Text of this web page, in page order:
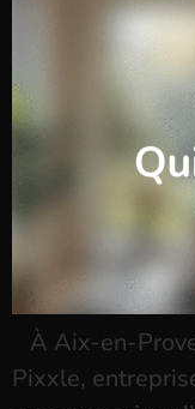
À Aix-en-
Pixxle,